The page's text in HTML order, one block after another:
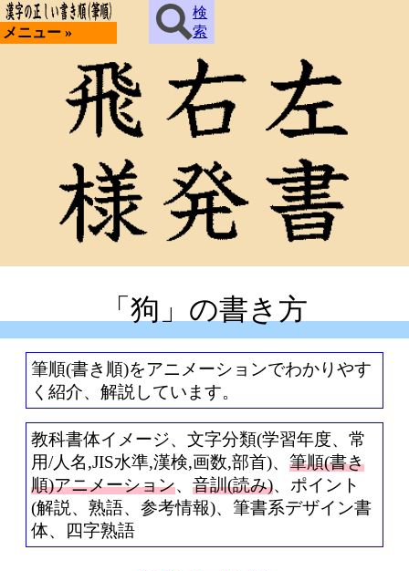
メニュー »
検
索
「狗」の書き方
筆順(書き順)をアニメーションでわかりやす
く紹介、解説しています。
教科書体イメージ、文字分類(学習年度、常
用/人名,JIS水準,漢検,画数,部首)、 筆順(書き
順)アニメーション、 音訓(読み)、ポイント
(解説、熟語、参考情報)、筆書系デザイン書
体、四字熟語